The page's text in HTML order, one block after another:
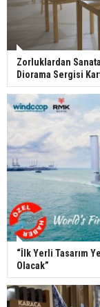
Zorluklardan
Diorama Sergisi
“İlk Yerli Tasarım
Olacak”